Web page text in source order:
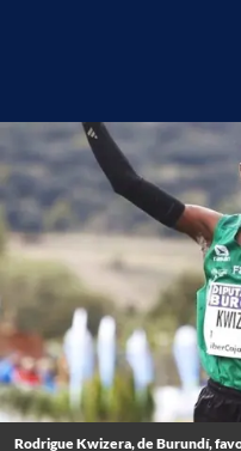
Rodrigue Kwizera, de Burundí,